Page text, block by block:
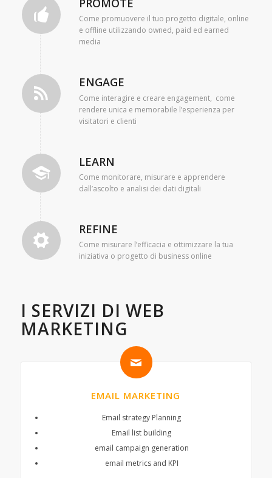
PROMOTE
Come promuovere il tuo progetto digitale, online
e offline utilizzando owned, paid ed earned
media
ENGAGE
Come interagire e creare engagement, come
rendere unica e memorabile l’esperienza per
visitatori e clienti
LEARN
Come monitorare, misurare e apprendere
dall’ascolto e analisi dei dati digitali
REFINE
Come misurare l’efficacia e ottimizzare la tua
iniziativa o progetto di business online
I SERVIZI DI WEB
MARKETING
EMAIL MARKETING
Email strategy Planning
Email list building
email campaign generation
email metrics and KPI